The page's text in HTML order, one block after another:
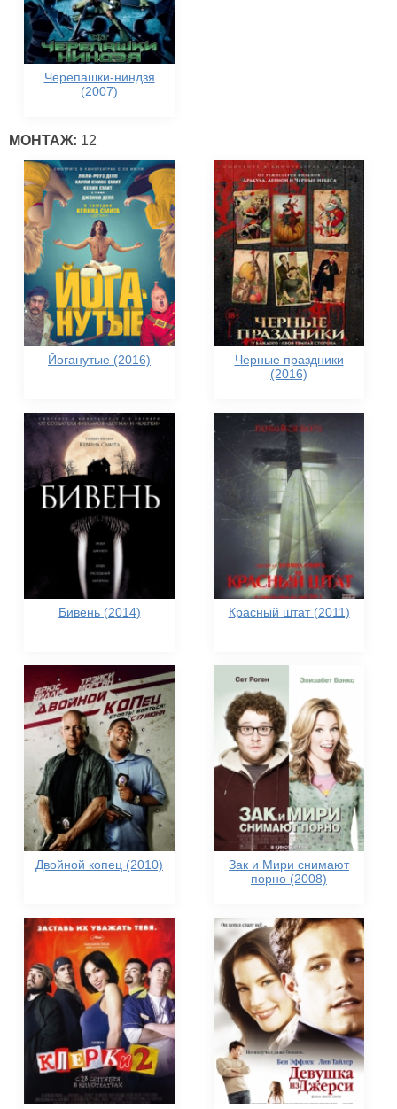
Черепашки-ниндзя
(2007)
МОНТАЖ: 12
Йоганутые (2016)
Черные праздники
(2016)
Бивень (2014) Красный штат (2011)
Двойной копец (2010)
Зак и Мири снимают
порно (2008)